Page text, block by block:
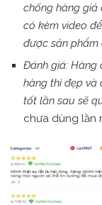
chống hàng giả
có kèm video
được sản phẩm
Đánh giá: Hàng
hàng thì đẹp và
tốt lần sau sẽ
chưa dùng lần